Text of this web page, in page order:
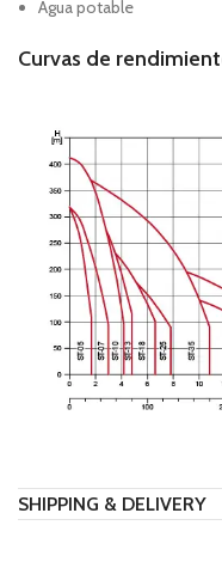
Agua potable
Curvas de
SHIPPING & DELIVERY